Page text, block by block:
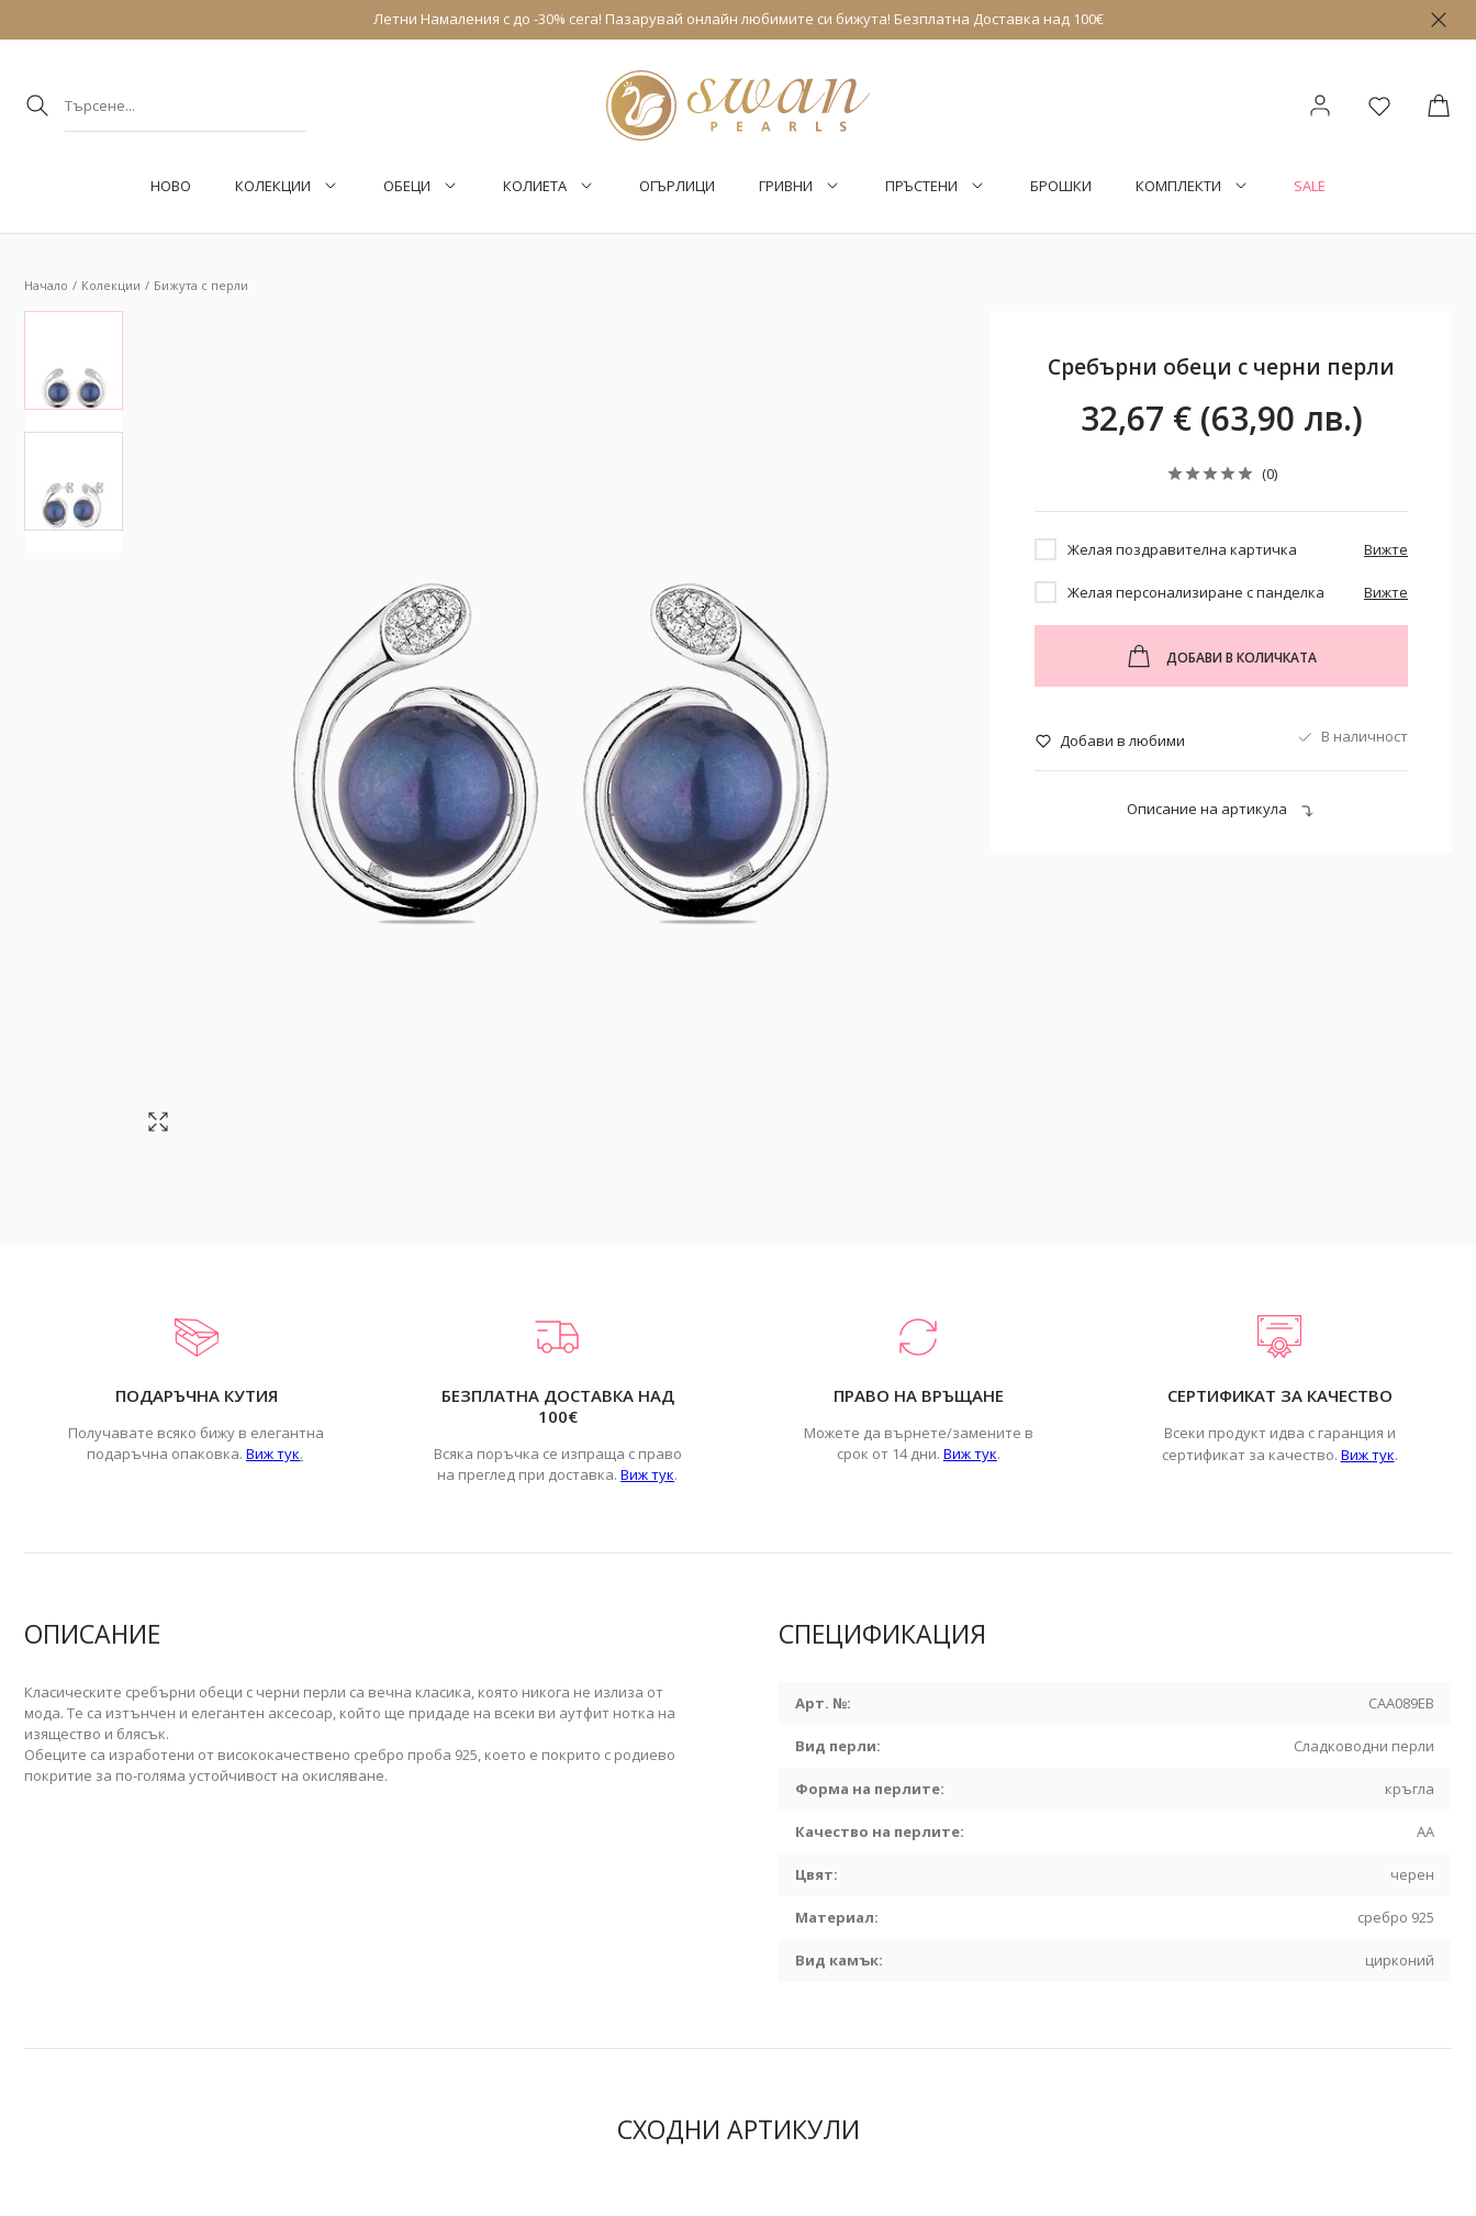
Летни Намаления с до -30% сега! Пазарувай онлайн любимите си бижута! Безплатна Доставка над 100€
НОВО КОЛЕКЦИИ ОБEЦИ КОЛИЕТА ОГЪРЛИЦИ ГРИВНИ ПРЪСТЕНИ БРОШКИ КОМПЛЕКТИ SALE
Начало Колекции Бижута с перли
Сребърни обеци с черни перли
32,67 € (63,90 лв.)
(0)
Желая поздравителна картичка Вижте
Желая персонализиране с панделка Вижте
ДОБАВИ В КОЛИЧКАТА
Добави в любими В наличност
Описание на артикула
ПОДАРЪЧНА КУТИЯ
Получавате всяко бижу в елегантна
подаръчна опаковка. Виж тук.
БЕЗПЛАТНА ДОСТАВКА НАД
100€
Всяка поръчка се изпраща с право
на преглед при доставка.Виж тук.
ПРАВО НА ВРЪЩАНЕ
Можете да върнете/замените в
срок от 14 дни. Виж тук.
СЕРТИФИКАТ ЗА КАЧЕСТВО
Всеки продукт идва с гаранция и
сертификат за качество. Виж тук.
ОПИСАНИЕ
Класическите сребърни обеци с черни перли са вечна класика, която никога не излиза от
мода. Те са изтънчен и елегантен аксесоар, който ще придаде на всеки ви аутфит нотка на
изящество и блясък.
Обеците са изработени от висококачествено сребро проба 925, което е покрито с родиево
покритие за по-голяма устойчивост на окисляване.
СПЕЦИФИКАЦИЯ
Арт. №: CAA089EB
Вид перли: Сладководни перли
Форма на перлите: кръгла
Качество на перлите: АА
Цвят: черен
Материал: сребро 925
Вид камък: цирконий
СХОДНИ АРТИКУЛИ